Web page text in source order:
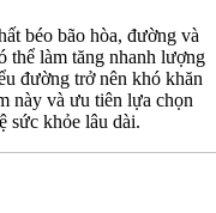
béo bão hòa, đường và
thể làm tăng nhanh lượng
đường trở nên khó khăn
này và ưu tiên lựa chọn
sức khỏe lâu dài.